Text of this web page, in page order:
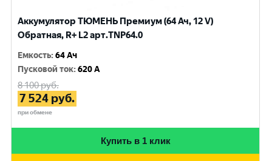
Аккумулятор ТЮМЕНЬ Премиум (64 Ач, 12 V)
Обратная, R+ L2 арт.TNP64.0
Емкость:64 Ач
Пусковой ток:620 A
8 100руб.
7 524 руб.
при обмене
Купить в 1 клик